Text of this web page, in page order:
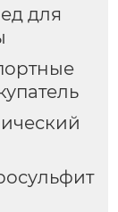
для